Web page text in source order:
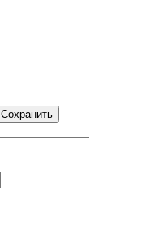
Сохранить